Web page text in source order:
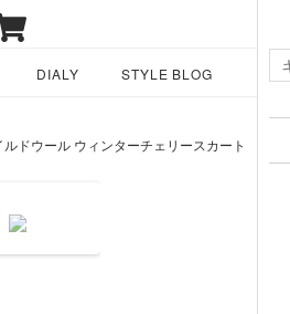
DIALY STYLE BLOG
ドウール ウィンターチェリースカート